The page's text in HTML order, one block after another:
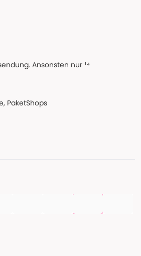
Ansonsten nur ¹⁴
PaketShops